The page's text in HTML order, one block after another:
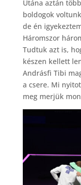
Utána aztán
boldogok
de én
Háromszor
Tudtuk azt is,
készen kellett
Andrásfi Tibi
a csere. Mi
meg merjük